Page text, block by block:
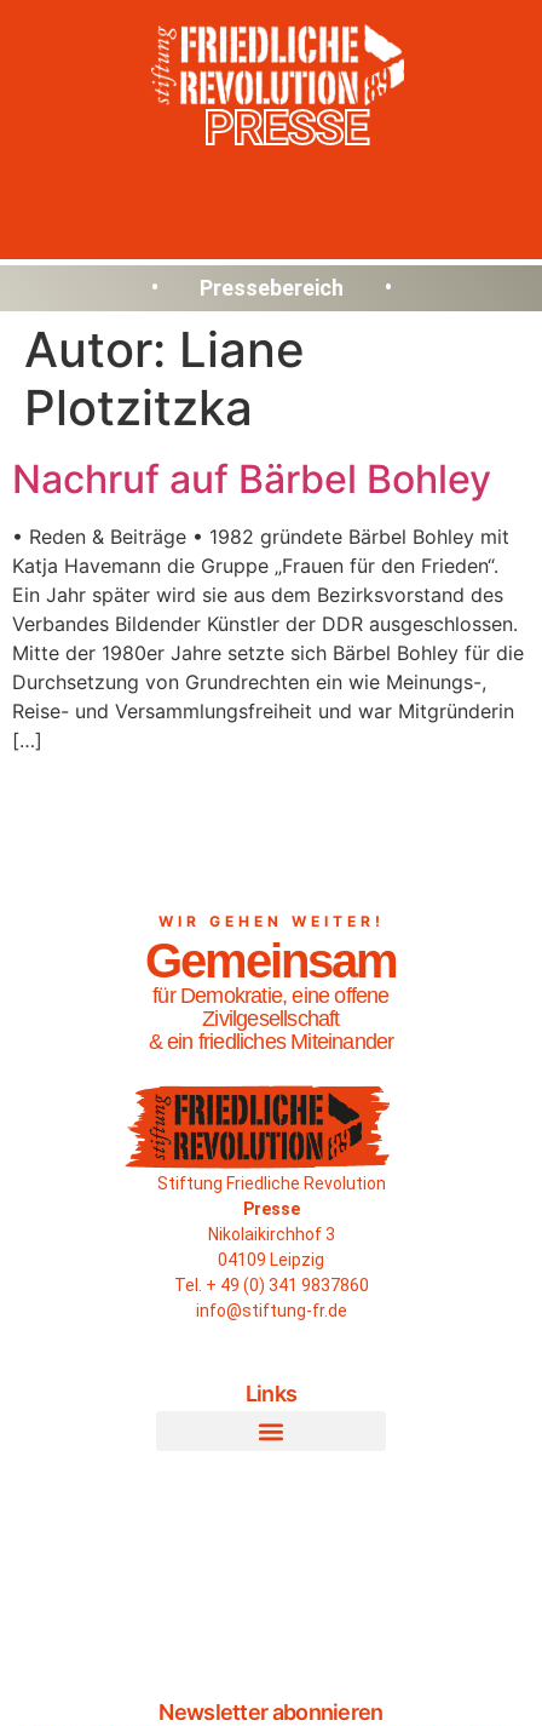
PRESSE
• Pressebereich •
Autor: Liane
Plotzitzka
Nachruf auf Bärbel Bohley
• Reden & Beiträge • 1982 gründete Bärbel Bohley mit
Katja Havemann die Gruppe „Frauen für den Frie­den“.
Ein Jahr später wird sie aus dem Bezirksvorstand des
Verbandes Bildender Künstler der DDR ausgeschlossen.
Mitte der 1980er Jahre setzte sich Bärbel Bohley für die
Durchsetzung von Grund­rechten ein wie Meinungs-,
Reise- und Versammlungsfreiheit und war Mitgründerin
[…]
WIR GEHEN WEITER!
Gemeinsam
für Demokratie, eine offene
Zivilgesellschaft
& ein friedliches Miteinander
Stiftung Friedliche Revolution
Presse
Nikolaikirchhof 3
04109 Leipzig
Tel. + 49 (0) 341 9837860
info@stiftung-fr.de
Links
Newsletter abonnieren